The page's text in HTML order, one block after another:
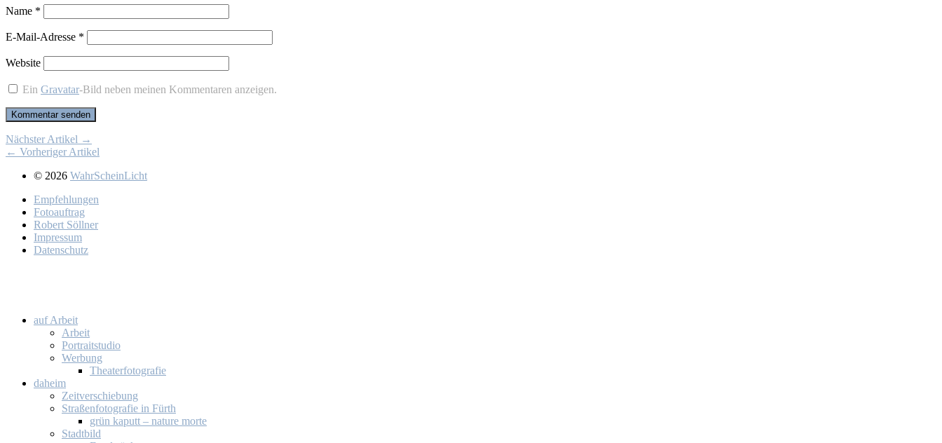
Name *
E-Mail-Adresse *
Website
EinGravatar-Bild neben meinen Kommentaren anzeigen.
Nächster Artikel →
← Vorheriger Artikel
© 2026 WahrScheinLicht
Emp­feh­lun­gen
Fo­to­auf­trag
Ro­bert Söll­ner
Im­pres­sum
Da­ten­schutz
auf Ar­beit
Ar­beit
Por­trait­stu­dio
Wer­bung
Thea­ter­fo­to­gra­fie
da­heim
Zeit­ver­schie­bung
Stra­ßen­fo­to­gra­fie in Fürth
grün ka­putt – na­tu­re mor­te
Stadt­bild